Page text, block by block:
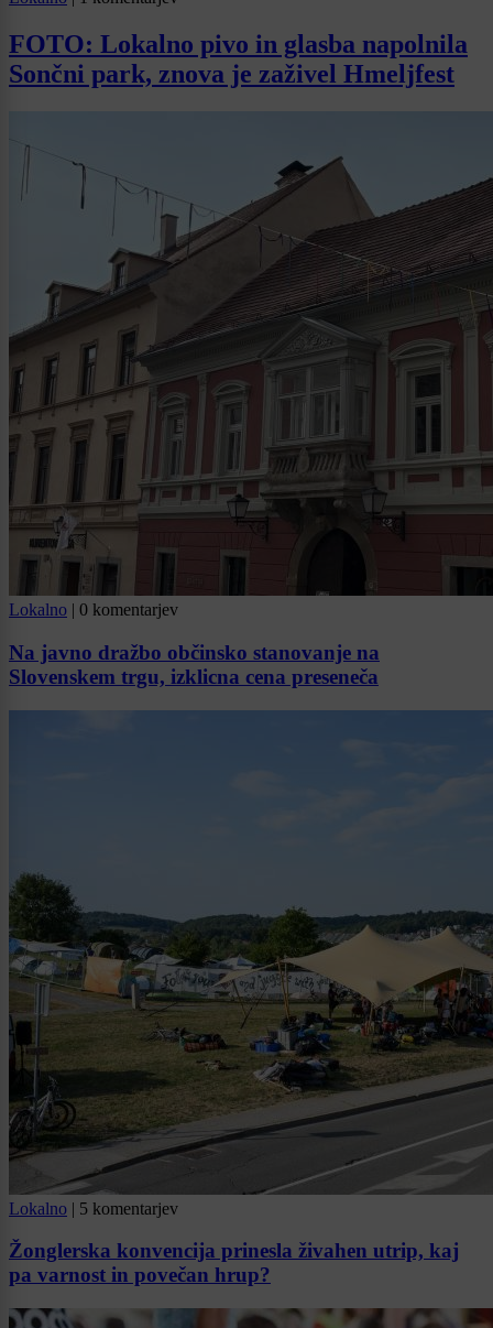
FOTO: Lokalno pivo in glasba napolnila
Sončni park, znova je zaživel Hmeljfest
Lokalno | 0 komentarjev
Na javno dražbo občinsko stanovanje na
Slovenskem trgu, izklicna cena preseneča
Lokalno | 5 komentarjev
Žonglerska konvencija prinesla živahen utrip, kaj
pa varnost in povečan hrup?